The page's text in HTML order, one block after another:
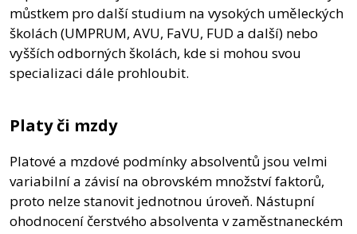
můstkem pro další studium na vysokých uměleckých
školách (UMPRUM, AVU, FaVU, FUD a další) nebo
vyšších odborných školách, kde si mohou svou
specializaci dále prohloubit.
Platy či mzdy
Platové a mzdové podmínky absolventů jsou velmi
variabilní a závisí na obrovském množství faktorů,
proto nelze stanovit jednotnou úroveň. Nástupní
ohodnocení čerstvého absolventa v zaměstnaneckém